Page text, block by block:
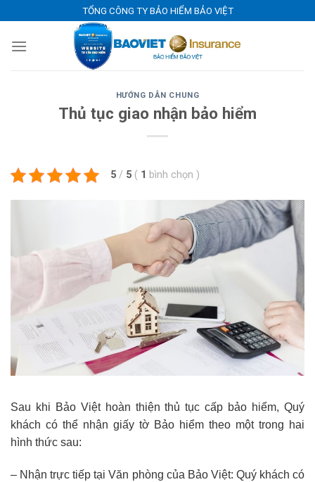
to
content
TỔNG CÔNG TY BẢO HIỂM BẢO VIỆT
HƯỚNG DẪN CHUNG
Thủ tục giao nhận bảo hiểm
5 / 5 ( 1 bình chọn )
Sau khi Bảo Việt hoàn thiện thủ tục cấp bảo hiểm, Quý
khách có thể nhận giấy tờ Bảo hiểm theo một trong hai
hình thức sau:
– Nhận trực tiếp tại Văn phòng của Bảo Việt: Quý khách có